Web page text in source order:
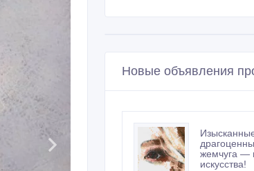
Новые объявления
жемчуга —
искусства!